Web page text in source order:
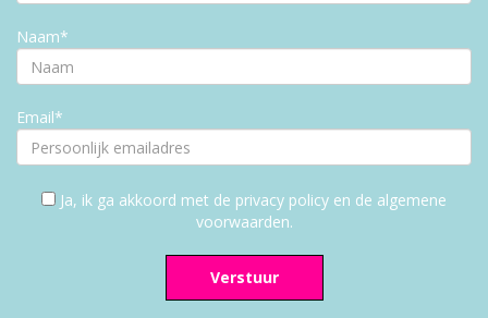
Naam*
Email*
Ja, ik ga akkoord met de privacy policy en de algemene
voorwaarden.
Verstuur